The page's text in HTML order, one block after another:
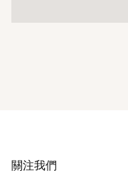
關注我們